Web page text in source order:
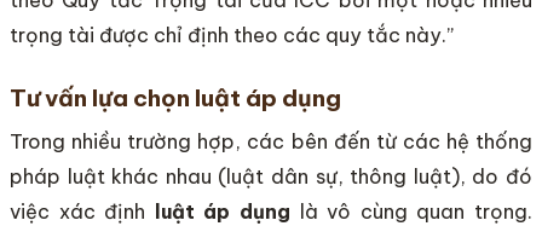
trọng tài được chỉ định theo các quy tắc này.”
Tư vấn lựa chọn luật áp dụng
Trong nhiều trường hợp, các bên đến từ các hệ thống
pháp luật khác nhau (luật dân sự, thông luật), do đó
việc xác định
luật áp dụng là vô cùng quan trọng.